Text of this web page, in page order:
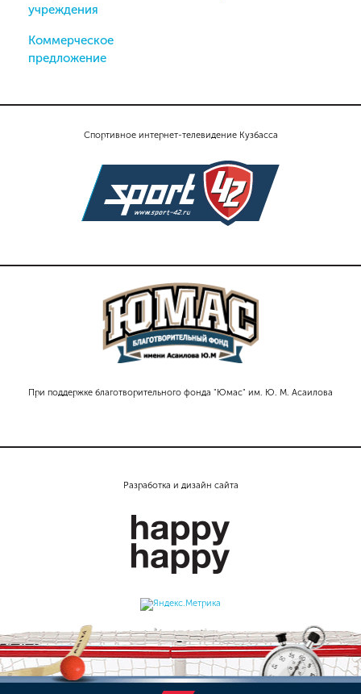
Спортивное интернет-телевидение Кузбасса
При поддержке благотворительного фонда "Юмас" им. Ю. М. Асаилова
учреждения
Коммерческое
предложение
Разработка и дизайн сайта